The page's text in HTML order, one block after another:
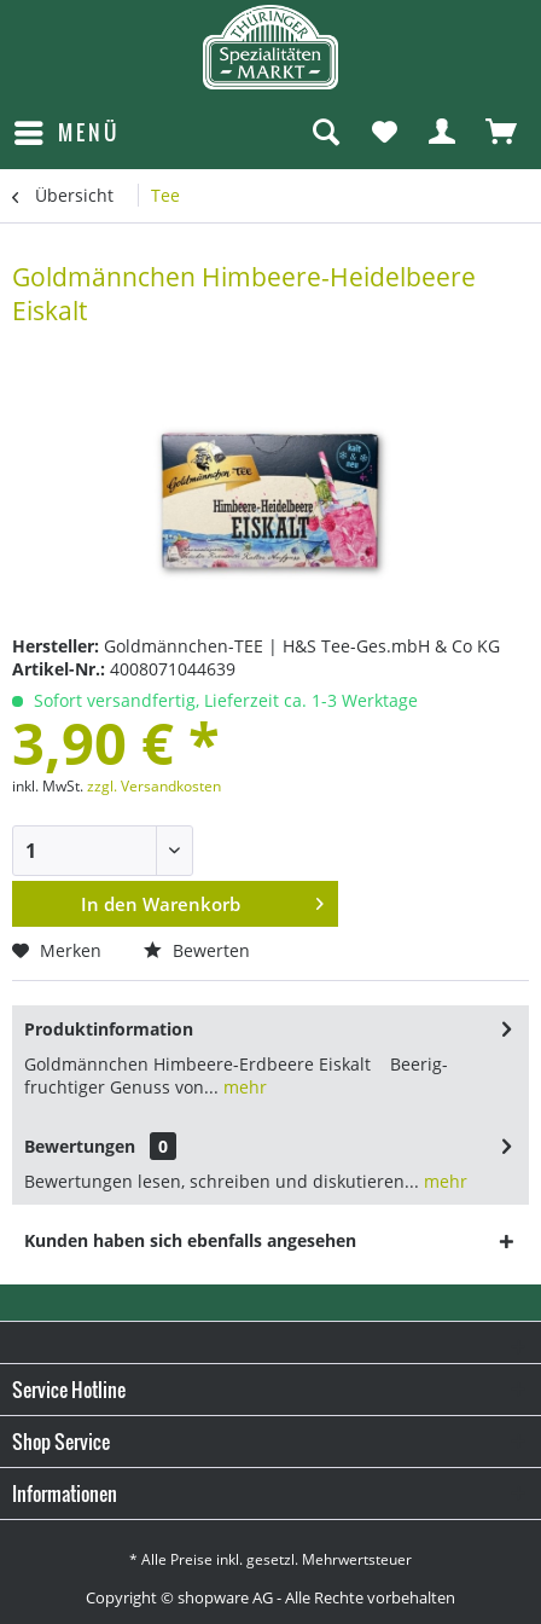
MENÜ
Übersicht Tee
Goldmännchen Himbeere-Heidelbeere
Eiskalt
Hersteller: Goldmännchen-TEE | H&S Tee-Ges.mbH & Co KG
Artikel-Nr.: 4008071044639
Sofort versandfertig, Lieferzeit ca. 1-3 Werktage
3,90 € *
inkl. MwSt.zzgl. Versandkosten
In den Warenkorb
Merken Bewerten
Produktinformation
Goldmännchen Himbeere-Erdbeere Eiskalt Beerig-
fruchtiger Genuss von... mehr
Bewertungen
0
Bewertungen lesen, schreiben und diskutieren... mehr
Kunden haben sich ebenfalls angesehen
Service Hotline
Shop Service
Informationen
* Alle Preise inkl. gesetzl. Mehrwertsteuer
Copyright © shopware AG - Alle Rechte vorbehalten